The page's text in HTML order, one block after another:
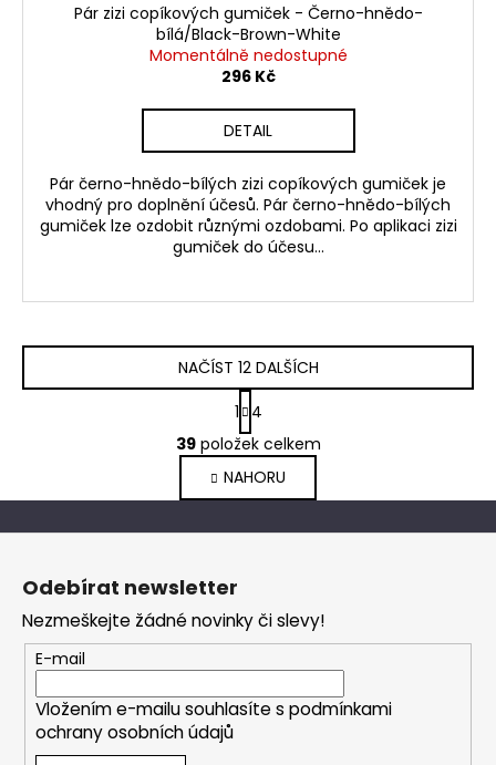
Pár zizi copíkových gumiček - Černo-hnědo-
bílá/Black-Brown-White
Momentálně nedostupné
296 Kč
DETAIL
Pár černo-hnědo-bílých zizi copíkových gumiček je
vhodný pro doplnění účesů. Pár černo-hnědo-bílých
gumiček lze ozdobit různými ozdobami. Po aplikaci zizi
gumiček do účesu...
O
v
l
á
d
p
r
v
k
y
NAČÍST 12 DALŠÍCH
S
t
r
á
n
k
1
4
39položek celkem
NAHORU
Z
Odebírat newsletter
Nezmeškejte žádné novinky či slevy!
E-mail
Vložením e-mailu souhlasíte s podmínkami
ochrany osobních údajů